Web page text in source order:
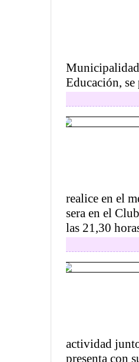
Municipalidad
Educación,
realice en el
sera en el
las 21,30
actividad
presenta con